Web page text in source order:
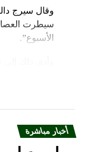
أصفر من
وقال ماكرون
وفي
«هدنة
نداء الوطن
وقال سيرج
سيطرت
الأسبوع”.
أخبار مباشرة